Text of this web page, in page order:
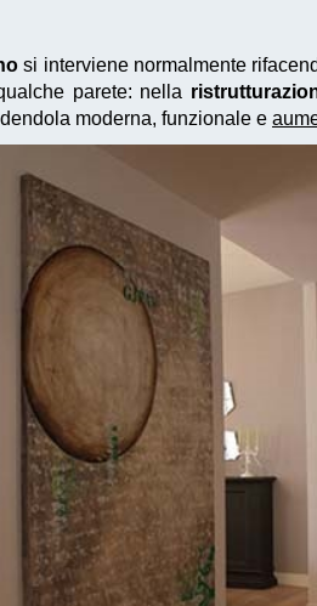
si interviene normalmente
parete: nella
moderna, funzionale e